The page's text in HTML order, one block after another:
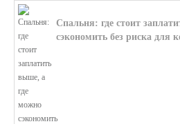
Спальня: где стоит
сэкономить без риска для